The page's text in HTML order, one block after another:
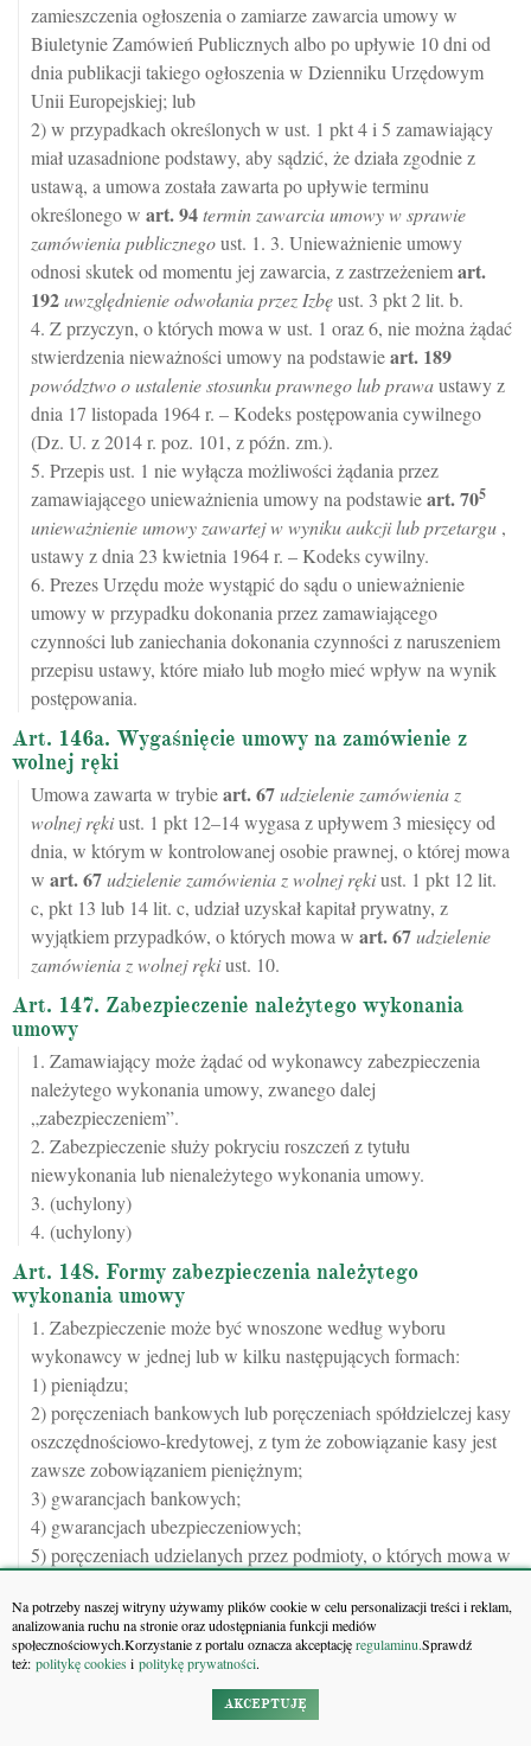
Na potrzeby naszej witryny używamy plików cookie w celu personalizacji treści i reklam,
analizowania ruchu na stronie oraz udostępniania funkcji mediów
społecznościowych.Korzystanie z portalu oznacza akceptacjęregulaminu.Sprawdź
też: politykę cookiesi politykę prywatności.
AKCEPTUJĘ
zamieszczenia ogłoszenia o zamiarze zawarcia umowy w
Biuletynie Zamówień Publicznych albo po upływie 10 dni od
dnia publikacji takiego ogłoszenia w Dzienniku Urzędowym
Unii Europejskiej; lub
2) w przypadkach określonych w ust. 1 pkt 4 i 5 zamawiający
miał uzasadnione podstawy, aby sądzić, że działa zgodnie z
ustawą, a umowa została zawarta po upływie terminu
określonego w art.94termin zawarcia umowy w sprawie
zamówienia publicznegoust. 1. 3. Unieważnienie umowy
odnosi skutek od momentu jej zawarcia, z zastrzeżeniemart.
192uwzględnienie odwołania przez Izbęust. 3 pkt 2 lit. b.
4. Z przyczyn, o których mowa w ust. 1 oraz 6, nie można żądać
stwierdzenia nieważności umowy na podstawieart. 189
powództwo o ustalenie stosunku prawnego lub prawaustawy z
dnia 17 listopada 1964 r. – Kodeks postępowania cywilnego
(Dz. U. z 2014 r. poz. 101, z późn. zm.).
5. Przepis ust. 1 nie wyłącza możliwości żądania przez
zamawiającego unieważnienia umowy na podstawieart.705
unieważnienie umowy zawartej w wyniku aukcji lub przetargu ,
ustawy z dnia 23 kwietnia 1964 r. – Kodeks cywilny.
6. Prezes Urzędu może wystąpić do sądu o unieważnienie
umowy w przypadku dokonania przez zamawiającego
czynności lub zaniechania dokonania czynności z naruszeniem
przepisu ustawy, które miało lub mogło mieć wpływ na wynik
postępowania.
Art. 146a. Wygaśnięcie umowy na zamówienie z
wolnej ręki
Umowa zawarta w trybieart.67udzielenie zamówienia z
wolnej rękiust. 1 pkt 12–14 wygasa z upływem 3 miesięcy od
dnia, w którym w kontrolowanej osobie prawnej, o której mowa
w art.67udzielenie zamówienia z wolnej rękiust. 1 pkt 12 lit.
c, pkt 13 lub 14 lit. c, udział uzyskał kapitał prywatny, z
wyjątkiem przypadków, o których mowa w art.67udzielenie
zamówienia z wolnej rękiust. 10.
Art. 147. Zabezpieczenie należytego wykonania
umowy
1. Zamawiający może żądać od wykonawcy zabezpieczenia
należytego wykonania umowy, zwanego dalej
„zabezpieczeniem”.
2. Zabezpieczenie służy pokryciu roszczeń z tytułu
niewykonania lub nienależytego wykonania umowy.
3. (uchylony)
4. (uchylony)
Art. 148. Formy zabezpieczenia należytego
wykonania umowy
1. Zabezpieczenie może być wnoszone według wyboru
wykonawcy w jednej lub w kilku następujących formach:
1) pieniądzu;
2) poręczeniach bankowych lub poręczeniach spółdzielczej kasy
oszczędnościowo-kredytowej, z tym że zobowiązanie kasy jest
zawsze zobowiązaniem pieniężnym;
3) gwarancjach bankowych;
4) gwarancjach ubezpieczeniowych;
5) poręczeniach udzielanych przez podmioty, o których mowa w
ustawy z dnia 9 listopada 2000 r. o utworzeniu Polskiej Agencji
Rozwoju Przedsiębiorczości.
2. Za zgodą zamawiającego zabezpieczenie może być wnoszone
1) w wekslach z poręczeniem wekslowym banku lub